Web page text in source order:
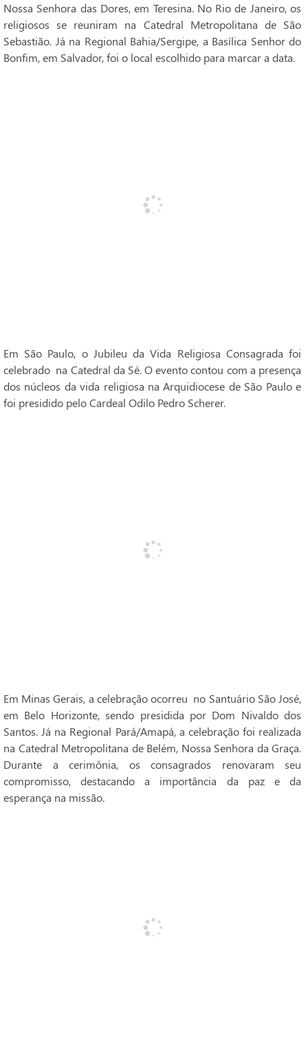
Nossa Senhora das Dores, em Teresina. No Rio de Janeiro, os
religiosos se reuniram na Catedral Metropolitana de São
Sebastião. Já na Regional Bahia/Sergipe, a Basílica Senhor do
Bonfim, em Salvador, foi o local escolhido para marcar a data.
Em São Paulo, o Jubileu da Vida Religiosa Consagrada foi
celebrado na Catedral da Sé. O evento contou com a presença
dos núcleos da vida religiosa na Arquidiocese de São Paulo e
foi presidido pelo Cardeal Odilo Pedro Scherer.
Em Minas Gerais, a celebração ocorreu no Santuário São José,
em Belo Horizonte, sendo presidida por Dom Nivaldo dos
Santos. Já na Regional Pará/Amapá, a celebração foi realizada
na Catedral Metropolitana de Belém, Nossa Senhora da Graça.
Durante a cerimônia, os consagrados renovaram seu
compromisso, destacando a importância da paz e da
esperança na missão.